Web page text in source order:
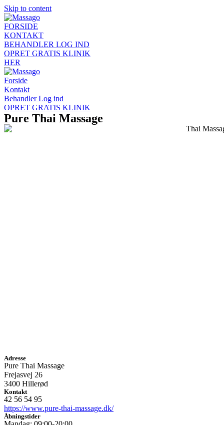
Skip to content
FORSIDE
KONTAKT
BEHANDLER LOG IND
OPRET GRATIS KLINIK
HER
Forside
Kontakt
Behandler Log ind
OPRET GRATIS KLINIK
Pure Thai Massage
Adresse
Pure Thai Massage
Frejasvej 26
3400 Hillerød
Kontakt
42 56 54 95
https://www.pure-thai-massage.dk/
Åbningstider